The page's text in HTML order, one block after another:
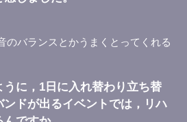
のバランスとかうまくとってくれる
うに，1日に入れ替わり立ち替
ドが出るイベントでは，リハ